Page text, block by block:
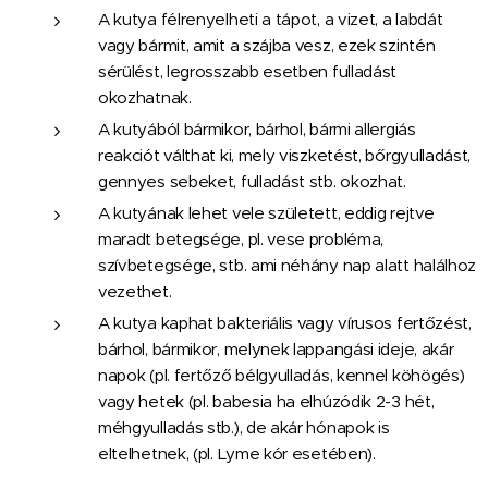
A kutya félrenyelheti a tápot, a vizet, a labdát
vagy bármit, amit a szájba vesz, ezek szintén
sérülést, legrosszabb esetben fulladást
okozhatnak.
A kutyából bármikor, bárhol, bármi allergiás
reakciót válthat ki, mely viszketést, bőrgyulladást,
gennyes sebeket, fulladást stb. okozhat.
A kutyának lehet vele született, eddig rejtve
maradt betegsége, pl. vese probléma,
szívbetegsége, stb. ami néhány nap alatt halálhoz
vezethet.
A kutya kaphat bakteriális vagy vírusos fertőzést,
bárhol, bármikor, melynek lappangási ideje, akár
napok (pl. fertőző bélgyulladás, kennel köhögés)
vagy hetek (pl. babesia ha elhúzódik 2-3 hét,
méhgyulladás stb.), de akár hónapok is
eltelhetnek, (pl. Lyme kór esetében).